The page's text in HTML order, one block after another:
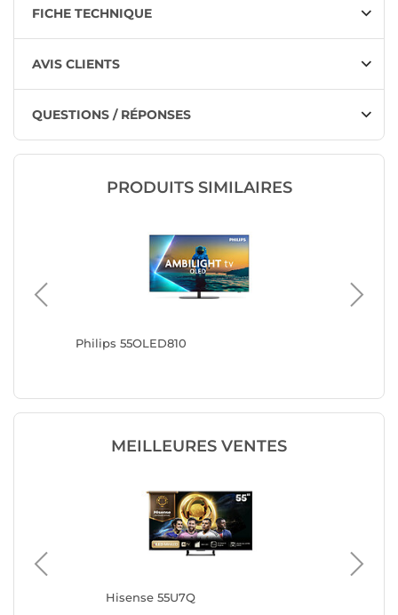
FICHE TECHNIQUE
AVIS CLIENTS
QUESTIONS / RÉPONSES
PRODUITS SIMILAIRES
Philips 55OLED810
MEILLEURES VENTES
Hisense 55U7Q